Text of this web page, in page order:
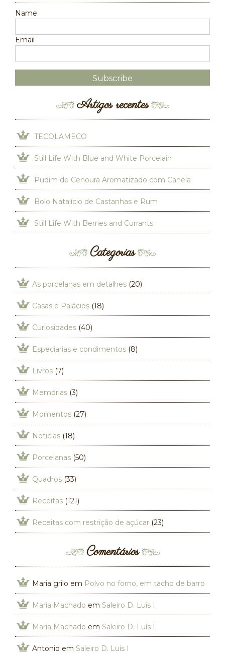
Name
Email
Artigos recentes
TECOLAMECO
Still Life With Blue and White Porcelain
Pudim de Cenoura Aromatizado com Canela
Bolo Natalício de Castanhas e Rum
Still Life With Berries and Currants
Categorias
As porcelanas em detalhes (20)
Casas e Palácios (18)
Curiosidades (40)
Especiarias e condimentos (8)
Livros (7)
Memórias (3)
Momentos (27)
Noticias (18)
Porcelanas (50)
Quadros (33)
Receitas (121)
Receitas com restrição de açúcar (23)
Comentários
Maria grilo em Polvo no forno, em tacho de barro
Maria Machado em Saleiro D. Luís I
Maria Machado em Saleiro D. Luís I
Antonio em Saleiro D. Luís I